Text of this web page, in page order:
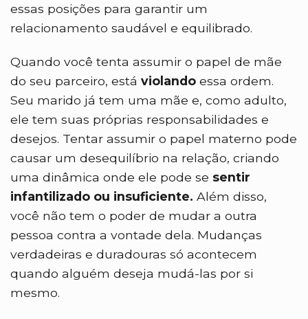
essas posições para garantir um
relacionamento saudável e equilibrado.
Quando você tenta assumir o papel de mãe
do seu parceiro, está violando essa ordem.
Seu marido já tem uma mãe e, como adulto,
ele tem suas próprias responsabilidades e
desejos. Tentar assumir o papel materno pode
causar um desequilíbrio na relação, criando
uma dinâmica onde ele pode se sentir
infantilizado ou insuficiente. Além disso,
você não tem o poder de mudar a outra
pessoa contra a vontade dela. Mudanças
verdadeiras e duradouras só acontecem
quando alguém deseja mudá-las por si
mesmo.